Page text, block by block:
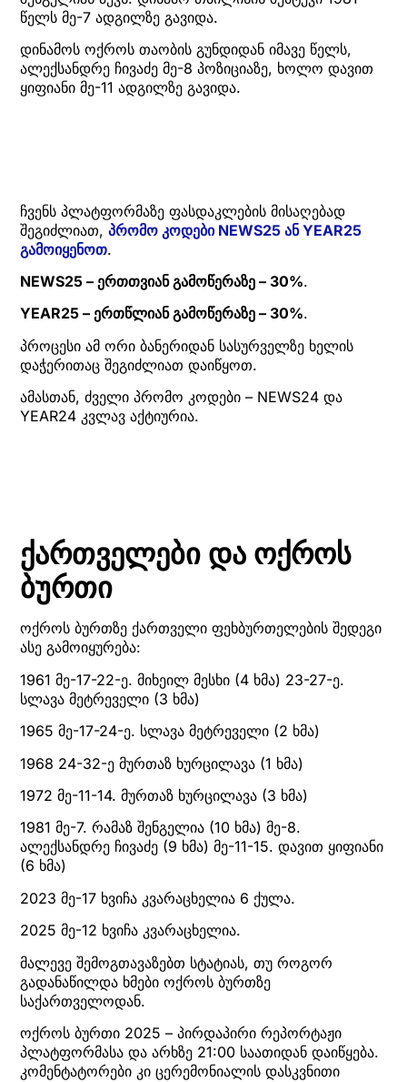
წელს მე-7 ადგილზე გავიდა.
დინამოს ოქროს თაობის გუნდიდან იმავე წელს,
ალექსანდრე ჩივაძე მე-8 პოზიციაზე, ხოლო დავით
ყიფიანი მე-11 ადგილზე გავიდა.
ჩვენს პლატფორმაზე ფასდაკლების მისაღებად
შეგიძლიათ, პრომო კოდები NEWS25 ან YEAR25
გამოიყენოთ.
NEWS25 – ერთთვიან გამოწერაზე – 30%.
YEAR25 – ერთწლიან გამოწერაზე – 30%.
პროცესი ამ ორი ბანერიდან სასურველზე ხელის
დაჭერითაც შეგიძლიათ დაიწყოთ.
ამასთან, ძველი პრომო კოდები – NEWS24 და
YEAR24 კვლავ აქტიურია.
ქართველები და ოქროს
ბურთი
ოქროს ბურთზე ქართველი ფეხბურთელების შედეგი
ასე გამოიყურება:
1961 მე-17-22-ე. მიხეილ მესხი (4 ხმა) 23-27-ე.
სლავა მეტრეველი (3 ხმა)
1965 მე-17-24-ე. სლავა მეტრეველი (2 ხმა)
1968 24-32-ე მურთაზ ხურცილავა (1 ხმა)
1972 მე-11-14. მურთაზ ხურცილავა (3 ხმა)
1981 მე-7. რამაზ შენგელია (10 ხმა) მე-8.
ალექსანდრე ჩივაძე (9 ხმა) მე-11-15. დავით ყიფიანი
(6 ხმა)
2023 მე-17 ხვიჩა კვარაცხელია 6 ქულა.
2025 მე-12 ხვიჩა კვარაცხელია.
მალევე შემოგთავაზებთ სტატიას, თუ როგორ
გადანაწილდა ხმები ოქროს ბურთზე
საქართველოდან.
ოქროს ბურთი 2025 – პირდაპირი რეპორტაჟი
პლატფორმასა და არხზე 21:00 საათიდან დაიწყება.
კომენტატორები კი ცერემონიალის დასკვნითი